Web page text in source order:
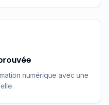
numérique avec une